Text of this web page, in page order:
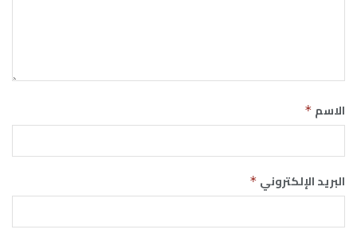
الاسم *
البريد الإلكتروني *